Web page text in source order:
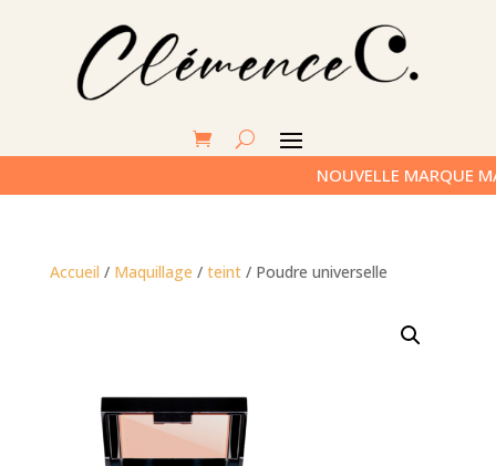
NOUVELLE MARQUE
Accueil / Maquillage / teint/ Poudre universelle